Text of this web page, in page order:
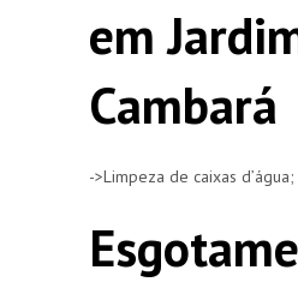
em
Cambará
->Limpeza de caixas d’água;